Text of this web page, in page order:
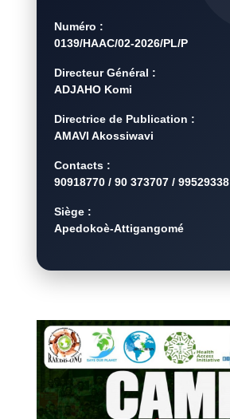
Numéro :
0139/HAAC/02-2026/PL/P
Directeur Général :
ADJAHO Komi
Directrice de Publication :
AMAVI Akossiwavi
Contacts :
90918770 / 90 373707 / 99529338
Siège :
Apedokoè-Attigangomé